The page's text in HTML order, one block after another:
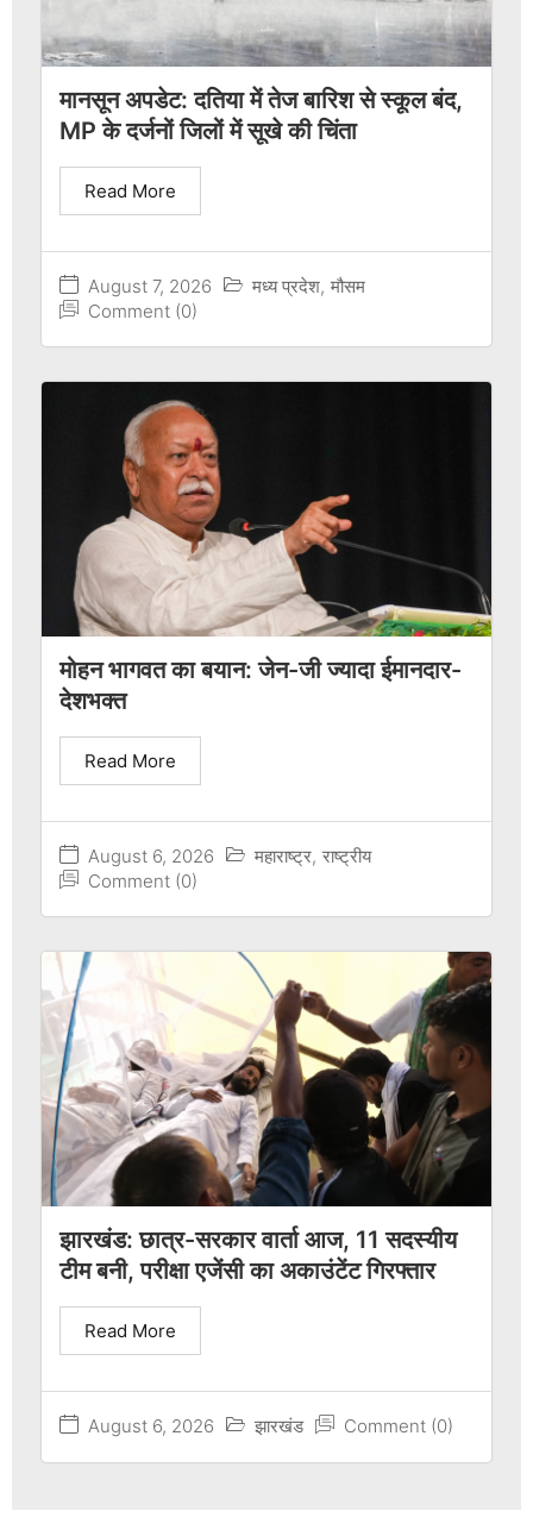
मानसून अपडेट: दतिया में तेज बारिश से स्कूल बंद,
MP के दर्जनों जिलों में सूखे की चिंता
August 7, 2026 मध्य प्रदेश, मौसम
Comment (0)
Read More
मोहन भागवत का बयान: जेन-जी ज्यादा ईमानदार-
देशभक्त
August 6, 2026 महाराष्ट्र, राष्ट्रीय
Comment (0)
Read More
झारखंड: छात्र-सरकार वार्ता आज, 11 सदस्यीय
टीम बनी, परीक्षा एजेंसी का अकाउंटेंट गिरफ्तार
August 6, 2026 झारखंड Comment (0)
Read More